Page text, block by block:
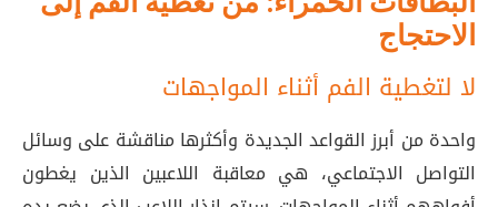
الاحتجاج
لا لتغطية الفم أثناء المواجهات
واحدة من أبرز القواعد الجديدة وأكثرها مناقشة على وسائل
التواصل الاجتماعي، هي معاقبة اللاعبين الذين يغطون